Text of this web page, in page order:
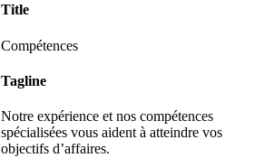
Title
Compétences
Tagline
Notre expérience et nos compétences
spécialisées vous aident à atteindre vos
objectifs d’affaires.